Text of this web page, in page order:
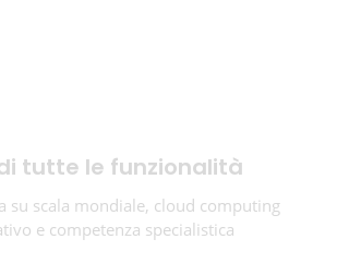
tutte le funzionalità
su scala mondiale, cloud computing
e competenza specialistica